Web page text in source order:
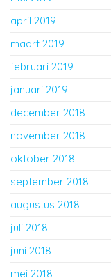
april 2019
maart 2019
februari 2019
januari 2019
december 2018
november 2018
oktober 2018
september 2018
augustus 2018
juli 2018
juni 2018
mei 2018